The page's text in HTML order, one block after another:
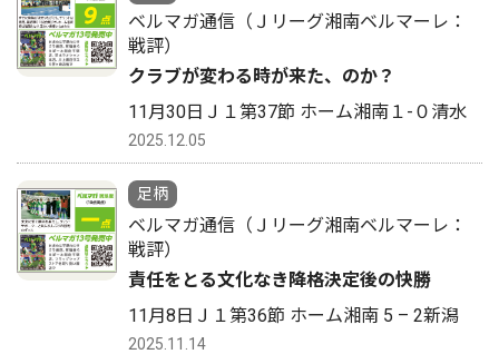
ベルマガ通信（Ｊリーグ湘南ベルマーレ：
戦評）
クラブが変わる時が来た、のか？
11月30日Ｊ１第37節 ホーム湘南１-０清水
2025.12.05
足柄
ベルマガ通信（Ｊリーグ湘南ベルマーレ：
戦評）
責任をとる文化なき降格決定後の快勝
11月8日Ｊ１第36節 ホーム湘南 5 – 2新潟
2025.11.14